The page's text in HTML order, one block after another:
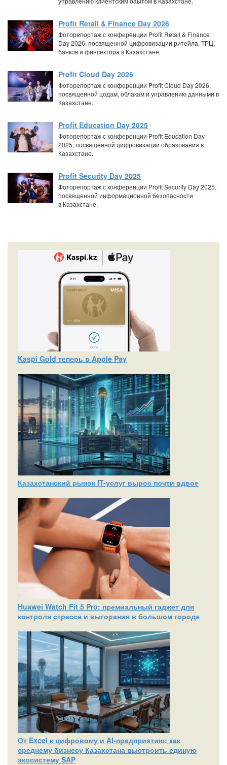
Profit Retail & Finance Day 2026
Фоторепортаж с конференции Profit Retail & Finance
Day 2026, посвященной цифровизации ритейла, ТРЦ,
банков и финсектора в Казахстане.
Profit Cloud Day 2026
Фоторепортаж с конференции Profit Cloud Day 2026,
посвященной цодам, облакам и управлению данными в
Казахстане.
Profit Education Day 2025
Фоторепортаж с конференции Profit Education Day
2025, посвященной цифровизации образования в
Казахстане.
Profit Security Day 2025
Фоторепортаж с конференции Profit Security Day 2025,
посвященной информационной безопасности
в Казахстане.
Kaspi Gold теперь в Apple Pay
Казахстанский рынок IT-услуг вырос почти вдвое
Huawei Watch Fit 5 Pro: премиальный гаджет для
контроля стресса и выгорания в большом городе
От Excel к цифровому и AI‑предприятию: как
среднему бизнесу Казахстана выстроить единую
экосистему SAP